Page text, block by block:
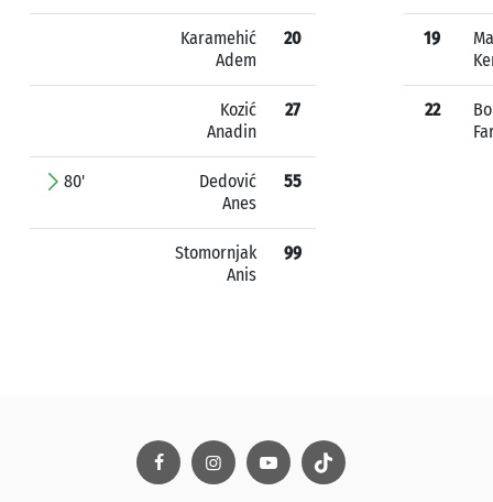
Karamehić
Adem
20
Kozić
Anadin
27
80'
Dedović
Anes
55
Stomornjak
Anis
99
19
22